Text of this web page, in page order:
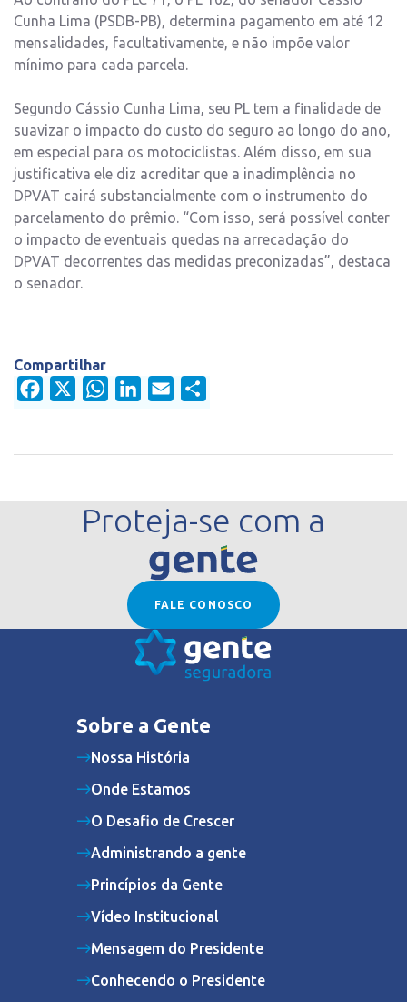
Cunha Lima (PSDB-PB), determina pagamento em até 12
mensalidades, facultativamente, e não impõe valor
mínimo para cada parcela.
Segundo Cássio Cunha Lima, seu PL tem a finalidade de
suavizar o impacto do custo do seguro ao longo do ano,
em especial para os motociclistas. Além disso, em sua
justificativa ele diz acreditar que a inadimplência no
DPVAT cairá substancialmente com o instrumento do
parcelamento do prêmio. “Com isso, será possível conter
o impacto de eventuais quedas na arrecadação do
DPVAT decorrentes das medidas preconizadas”, destaca
o senador.
Compartilhar
Facebook
WhatsAppLinkedIn
Email
Proteja-se com a
FALE CONOSCO
Sobre a Gente
Nossa História
Onde Estamos
O Desafio de Crescer
Administrando a gente
Princípios da Gente
Vídeo Institucional
Mensagem do Presidente
Conhecendo o Presidente